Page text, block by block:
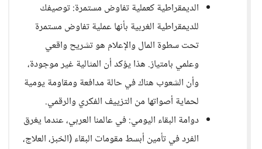
الديمقراطية كعملية تفاوض مستمرة: توصيفك
للديمقراطية الغربية بأنها عملية تفاوض مستمرة
تحت سطوة المال والإعلام هو تشريح واقعي
وعلمي بامتياز. هذا يؤكد أن المثالية غير موجودة،
وأن الشعوب هناك في حالة مدافعة ومقاومة يومية
لحماية أصواتها من التزييف الفكري والرقمي.
دوامة البقاء اليومي: في عالمنا العربي، عندما يغرق
الفرد في تأمين أبسط مقومات البقاء (الخبز، العلاج،